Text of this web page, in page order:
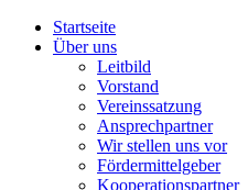
Startseite
Über uns
Leitbild
Vorstand
Vereinssatzung
Ansprechpartner
Wir stellen uns vor
Fördermittelgeber
Kooperationspartner